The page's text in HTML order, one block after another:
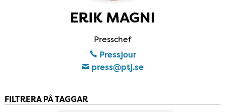
ERIK MAGNI
Presschef
Pressjour
press​@ptj​.se
FILTRERA PÅ TAGGAR